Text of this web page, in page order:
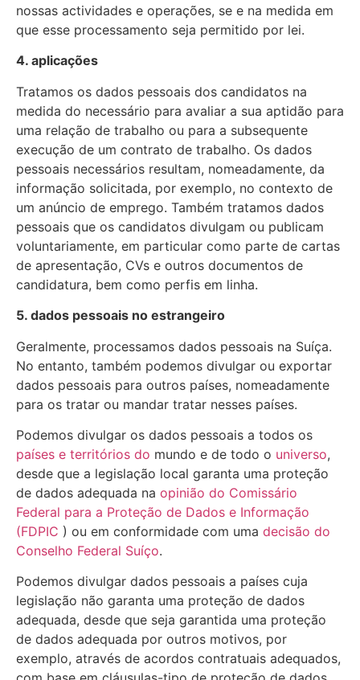
nossas actividades e operações, se e na medida em
que esse processamento seja permitido por lei.
4. aplicações
Tratamos os dados pessoais dos candidatos na
medida do necessário para avaliar a sua aptidão para
uma relação de trabalho ou para a subsequente
execução de um contrato de trabalho. Os dados
pessoais necessários resultam, nomeadamente, da
informação solicitada, por exemplo, no contexto de
um anúncio de emprego. Também tratamos dados
pessoais que os candidatos divulgam ou publicam
voluntariamente, em particular como parte de cartas
de apresentação, CVs e outros documentos de
candidatura, bem como perfis em linha.
5. dados pessoais no estrangeiro
Geralmente, processamos dados pessoais na Suíça.
No entanto, também podemos divulgar ou exportar
dados pessoais para outros países, nomeadamente
para os tratar ou mandar tratar nesses países.
Podemos divulgar os dados pessoais a todos os
países e territórios do mundo e de todo o universo,
desde que a legislação local garanta uma proteção
de dados adequada na opinião do Comissário
Federal para a Proteção de Dados e Informação
(FDPIC ) ou em conformidade com uma decisão do
Conselho Federal Suíço.
Podemos divulgar dados pessoais a países cuja
legislação não garanta uma proteção de dados
adequada, desde que seja garantida uma proteção
de dados adequada por outros motivos, por
exemplo, através de acordos contratuais adequados,